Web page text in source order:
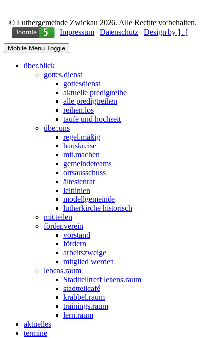
© Luthergemeinde Zwickau 2026. Alle Rechte vorbehalten.
Impressum |Datenschutz |Design by ] . [
Mobile Menu Toggle
über.blick
gottes.dienst
gottesdienst
aktuelle predigtreihe
alle predigtreihen
reihen.los
taufe und hochzeit
über.uns
regel.mäßig
hauskreise
mit.machen
gemeindeteams
ortsausschuss
ältestenrat
leitlinien
modellgemeinde
lutherkirche historisch
mit.teilen
förder.verein
vorstand
fördern
arbeitszweige
mitglied werden
lebens.raum
Stadtteiltreff lebens.raum
stadtteilcafé
krabbel.raum
trainings.raum
lern.raum
aktuelles
termine